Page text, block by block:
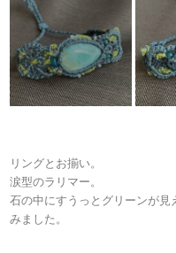
リングとお揃い。
涙型のラリマー。
石の中にすうっとグリーンが
みました。